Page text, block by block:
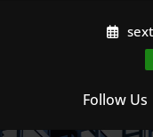
Follow Us